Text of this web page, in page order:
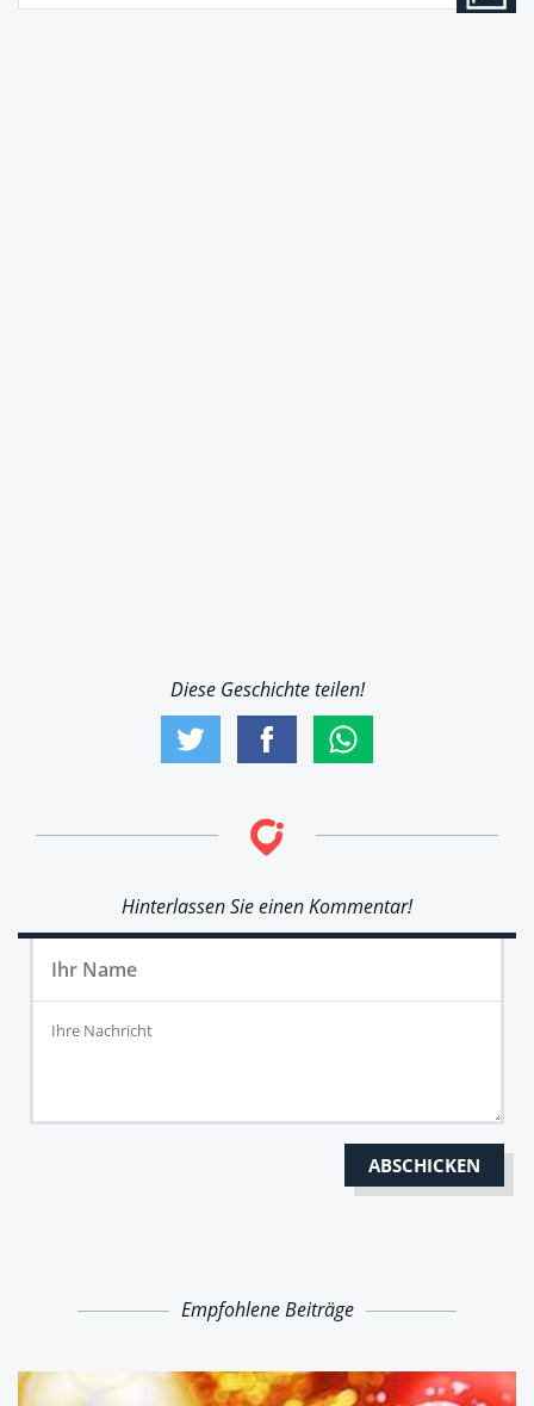
Diese Geschichte teilen!
Hinterlassen Sie einen Kommentar!
Empfohlene Beiträge